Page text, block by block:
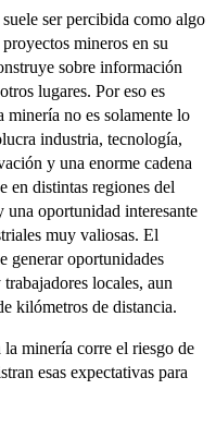
ser percibida como algo
mineros en su
sobre información
lugares. Por eso es
no es solamente lo
industria, tecnología,
y una enorme cadena
en distintas regiones del
una oportunidad interesante
muy valiosas. El
generar oportunidades
locales, aun
kilómetros de distancia.
minería corre el riesgo de
esas expectativas para